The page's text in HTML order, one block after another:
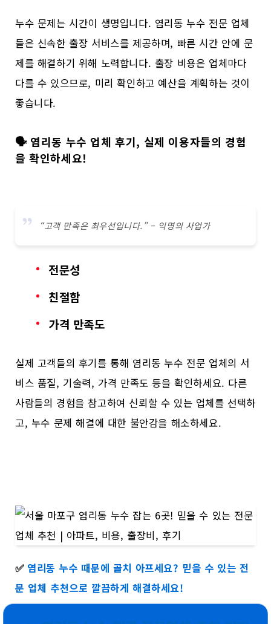
누수 문제는 시간이 생명입니다. 염리동 누수 전문 업체
들은 신속한 출장 서비스를 제공하며, 빠른 시간 안에 문
제를 해결하기 위해 노력합니다. 출장 비용은 업체마다
다를 수 있으므로, 미리 확인하고 예산을 계획하는 것이
좋습니다.
🗣️ 염리동 누수 업체 후기, 실제 이용자들의 경험
을 확인하세요!
“고객 만족은 최우선입니다.” – 익명의 사업가
전문성
친절함
가격 만족도
실제 고객들의 후기를 통해 염리동 누수 전문 업체의 서
비스 품질, 기술력, 가격 만족도 등을 확인하세요. 다른
사람들의 경험을 참고하여 신뢰할 수 있는 업체를 선택하
고, 누수 문제 해결에 대한 불안감을 해소하세요.
✅ 염리동 누수 때문에 골치 아프세요? 믿을 수 있는 전
문 업체 추천으로 깔끔하게 해결하세요!